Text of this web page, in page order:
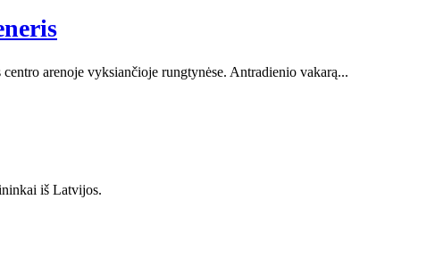
arenoje vyksiančioje rungtynėse. Antradienio vakarą...
iš Latvijos.